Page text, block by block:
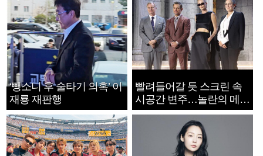
‘뺑소니 후 술타기 의혹’ 이
재룡 재판행
빨려들어갈 듯 스크린 속
시공간 변주…놀란의 메시
지는 ‘전쟁 속죄’